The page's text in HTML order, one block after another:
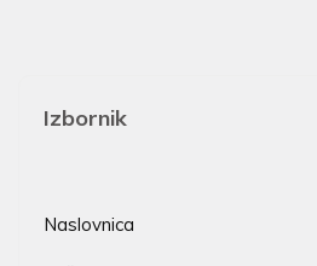
Izbornik
Naslovnica